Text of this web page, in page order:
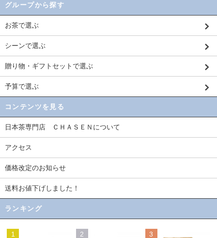
グループから探す
お茶で選ぶ
シーンで選ぶ
贈り物・ギフトセットで選ぶ
予算で選ぶ
コンテンツを見る
日本茶専門店 ＣＨＡＳＥＮについて
アクセス
価格改定のお知らせ
送料お値下げしました！
ランキング
1 2 3